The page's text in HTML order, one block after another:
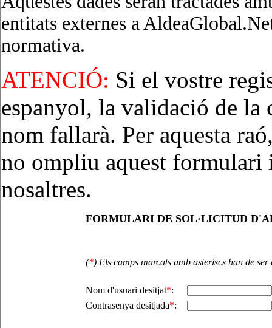
entitats externes a
normativa.
ATENCIÓ: Si el vostre
espanyol, la validació de la
nom fallarà. Per aquesta
no ompliu aquest formulari
nosaltres.
FORMULARI DE SOL·LICITUD
(*) Els camps marcats amb asteriscs han de
Nom d'usuari desitjat*:
Contrasenya desitjada*: